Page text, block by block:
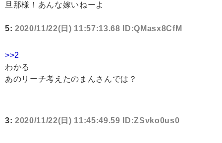
旦那様！あんな嫁いねーよ
5: 2020/11/22(日) 11:57:13.68 ID:QMasx8CfM
>>2
わかる
あのリーチ考えたのまんさんでは？
3: 2020/11/22(日) 11:45:49.59 ID:ZSvko0us0